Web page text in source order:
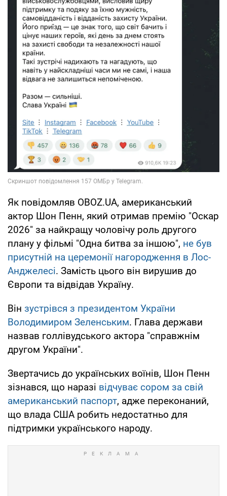
Як повідомляв OBOZ.UA, американський
актор Шон Пенн, який отримав премію "Оскар
2026" за найкращу чоловічу роль другого
плану у фільмі "Одна битва за іншою", не був
присутній на церемонії нагородження в Лос-
Анджелесі. Замість цього він вирушив до
Європи та відвідав Україну.
Він зустрівся з президентом України
Володимиром Зеленським. Глава держави
назвав голлівудського актора "справжнім
другом України".
Звертачись до українських воїнів, Шон Пенн
зізнався, що наразі відчуває сором за свій
американський паспорт, адже переконаний,
що влада США робить недостатньо для
підтримки українського народу.